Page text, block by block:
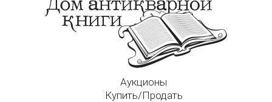
Аукционы
Купить/Продать